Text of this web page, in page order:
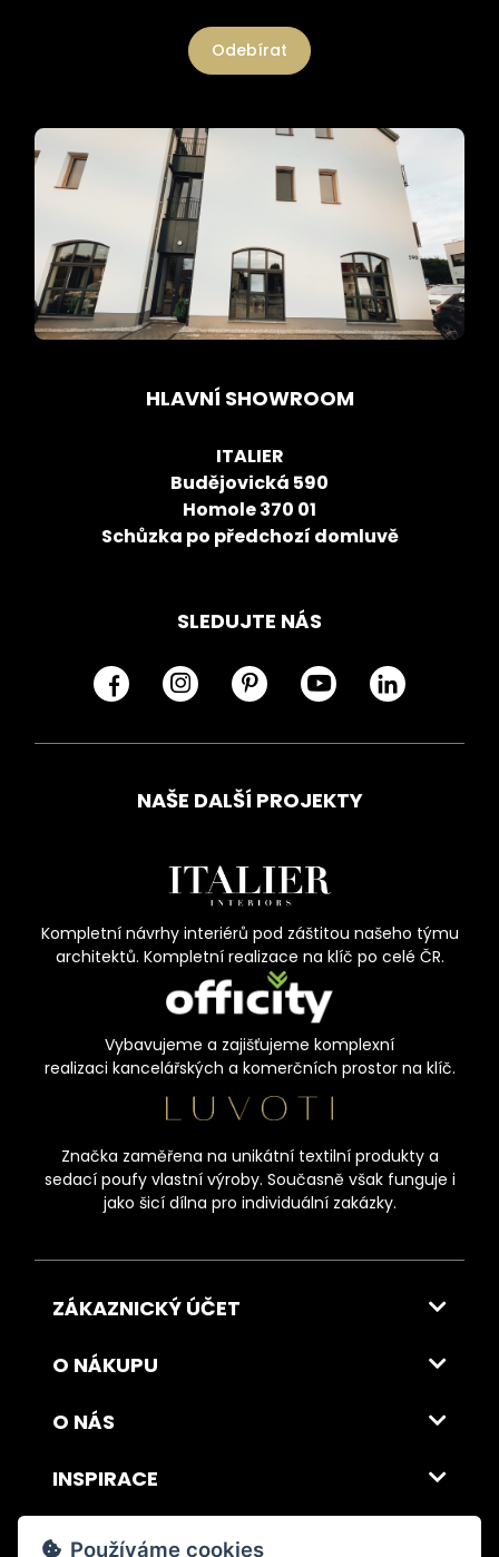
Odebírat
HLAVNÍ SHOWROOM
ITALIER
Budějovická 590
Homole 370 01
Schůzka po předchozí domluvě
SLEDUJTE NÁS
NAŠE DALŠÍ PROJEKTY
Kompletní návrhy interiérů pod záštitou našeho týmu
architektů. Kompletní realizace na klíč po celé ČR.
Vybavujeme a zajišťujeme komplexní
realizaci kancelářských a komerčních prostor na klíč.
Značka zaměřena na unikátní textilní produkty a
sedací poufy vlastní výroby. Současně však funguje i
jako šicí dílna pro individuální zakázky.
ZÁKAZNICKÝ ÚČET
O NÁKUPU
O NÁS
INSPIRACE
DOPRAVA A PLATBA
Používáme cookies